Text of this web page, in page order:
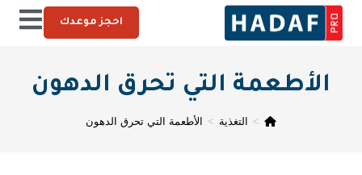
احجز موعدك
الأطعمة التي تحرق الدهون
> التغذية > الأطعمة التي تحرق الدهون